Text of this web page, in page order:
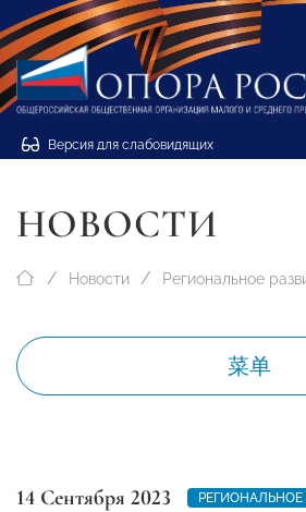
Версия для слабовидящих
НОВОСТИ
Новости Региональное
菜单
14 Сентября 2023
РЕГИОНАЛЬНОЕ